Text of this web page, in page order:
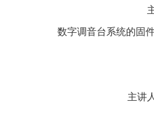
数字调音台系统的固
主讲